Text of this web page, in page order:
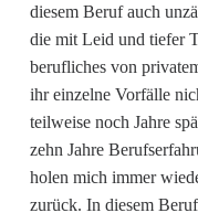
diesem Beruf auch
die mit Leid und tiefer
berufliches von
ihr einzelne Vorfälle
teilweise noch Jahre
zehn Jahre
holen mich immer
zurück. In diesem